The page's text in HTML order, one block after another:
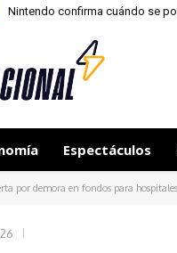
Nintendo confirma cuándo se
Espectáculos
por demora en fondos para